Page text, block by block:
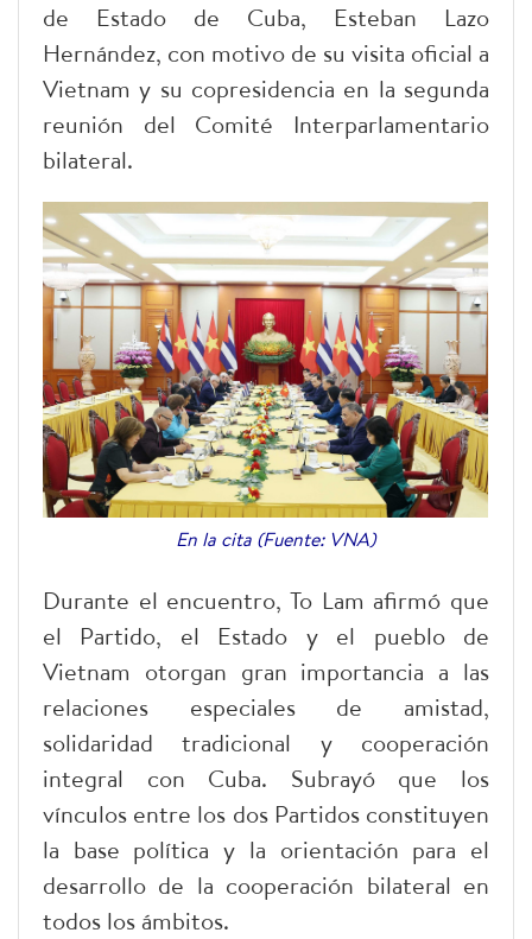
de Estado de Cuba, Esteban Lazo
Hernández, con motivo de su visita oficial a
Vietnam y su copresidencia en la segunda
reunión del Comité Interparlamentario
bilateral.
En la cita (Fuente: VNA)
Durante el encuentro, To Lam afirmó que
el Partido, el Estado y el pueblo de
Vietnam otorgan gran importancia a las
relaciones especiales de amistad,
solidaridad tradicional y cooperación
integral con Cuba. Subrayó que los
vínculos entre los dos Partidos constituyen
la base política y la orientación para el
desarrollo de la cooperación bilateral en
todos los ámbitos.